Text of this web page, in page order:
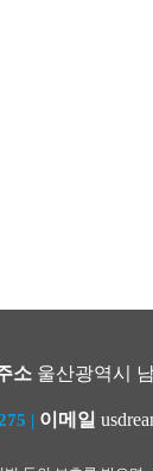
소울산광역시
| 이메일